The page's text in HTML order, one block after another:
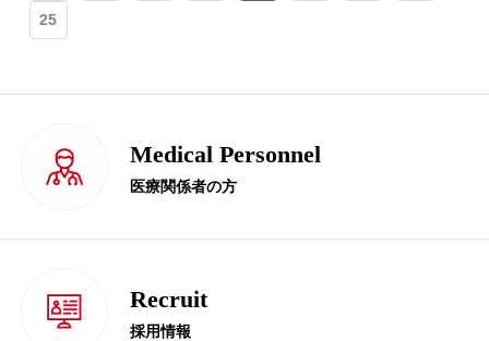
25
Medical Personnel
医療関係者の方
Recruit
採用情報